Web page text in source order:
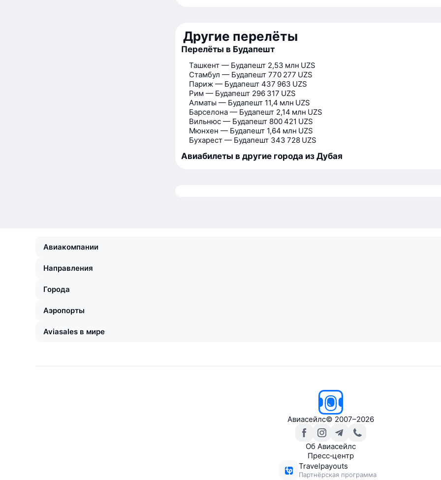
Другие перелёты
Перелёты в Будапешт
Ташкент — Будапешт 2,53 млн UZS
Стамбул — Будапешт 770 277 UZS
Париж — Будапешт 437 963 UZS
Рим — Будапешт 296 317 UZS
Алматы — Будапешт 11,4 млн UZS
Барселона — Будапешт 2,14 млн UZS
Вильнюс — Будапешт 800 421 UZS
Мюнхен — Будапешт 1,64 млн UZS
Бухарест — Будапешт 343 728 UZS
Авиабилеты в другие города из Дубая
Авиакомпании
Направления
Города
Аэропорты
Aviasales в мире
Авиасейлс© 2007–2026
Об Авиасейлс
Пресс‑центр
Travelpayouts
Партнёрская программа